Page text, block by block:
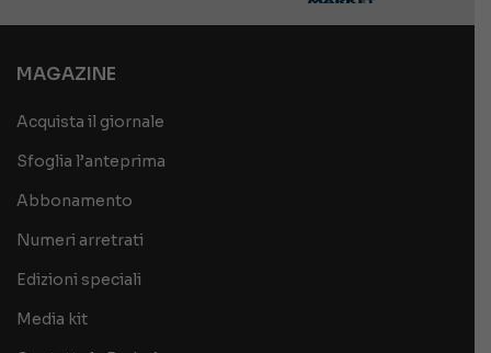
MAGAZINE
Acquista il giornale
Sfoglia l’anteprima
Abbonamento
Numeri arretrati
Edizioni speciali
Media kit